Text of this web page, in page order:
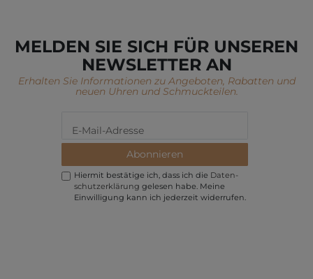
MELDEN SIE SICH FÜR UNSEREN
NEWSLETTER AN
Erhalten Sie Informationen zu Angeboten, Rabatten und
neuen Uhren und Schmuckteilen.
Abonnieren
Hiermit bestätige ich, dass ich die Daten­
schutz­erklärung gelesen habe. Meine
Einwilligung kann ich jederzeit widerrufen.